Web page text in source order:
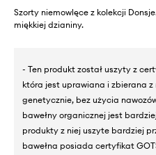
Szorty niemowlęce z kolekcji
miękkiej dzianiny.
- Ten produkt został uszyty z
która jest uprawiana i zbierana
genetycznie, bez użycia
bawełny organicznej jest
produkty z niej uszyte bardziej
bawełna posiada certyfikat